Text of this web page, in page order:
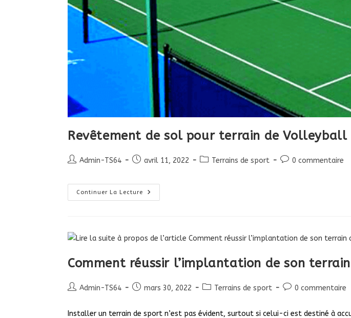
Revêtement de sol pour terrain de Volleyball
Auteur/autrice
publication :
Admin-TS64
Publication
avril 11, 2022
PostTerrains de sport
Commentaires
0 commentaire
Continuer La Lecture
Revêtement
De
Volleyball
Comment réussir l’implantation de son
Auteur/autrice
la
Admin-TS64
Publication
mars 30, 2022
PostTerrains de sport
Commentaires
la
0 commentaire
Installer un terrain de sport n’est pas évident, surtout si celui-ci est destiné à